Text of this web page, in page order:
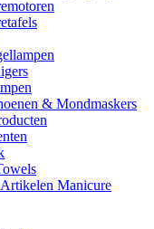
& Mondmaskers
Manicure